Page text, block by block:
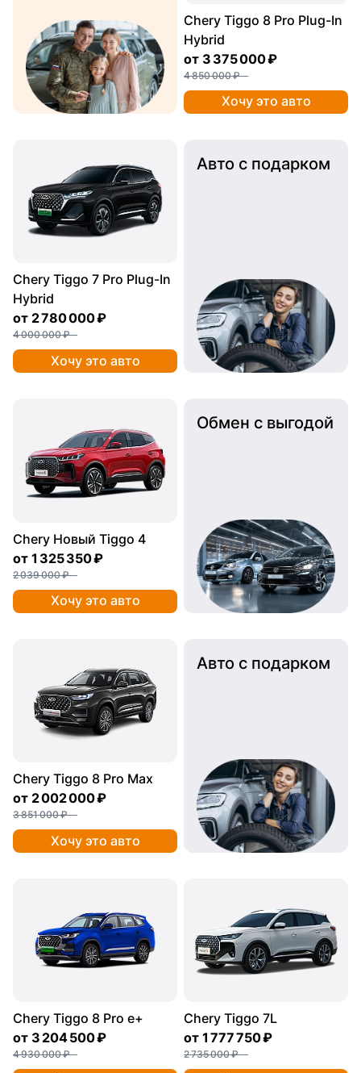
Chery Tiggo 8 Pro Plug-In
Hybrid
от 3 375 000 ₽
4 850 000 ₽
Хочу это авто
Chery Tiggo 7 Pro Plug-In
Hybrid
от 2 780 000 ₽
4 000 000 ₽
Хочу это авто
Авто с подарком
Chery Новый Tiggo 4
от 1 325 350 ₽
2 039 000 ₽
Хочу это авто
Обмен с выгодой
Chery Tiggo 8 Pro Max
от 2 002 000 ₽
3 851 000 ₽
Хочу это авто
Авто с подарком
Chery Tiggo 8 Pro e+
от 3 204 500 ₽
4 930 000 ₽
Chery Tiggo 7L
от 1 777 750 ₽
2 735 000 ₽